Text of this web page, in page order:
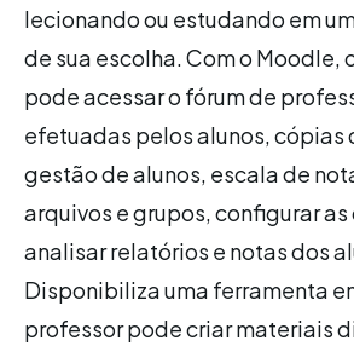
lecionando ou estudando em
de sua escolha. Com o Moodle,
pode acessar o fórum de
efetuadas pelos alunos, cópias
gestão de alunos, escala de
arquivos e grupos, configurar
analisar relatórios e notas dos
Disponibiliza uma ferramenta
professor pode criar materiais